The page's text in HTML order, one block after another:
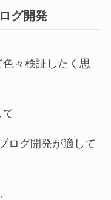
グ開発
々検証したく思
ログ開発が適して